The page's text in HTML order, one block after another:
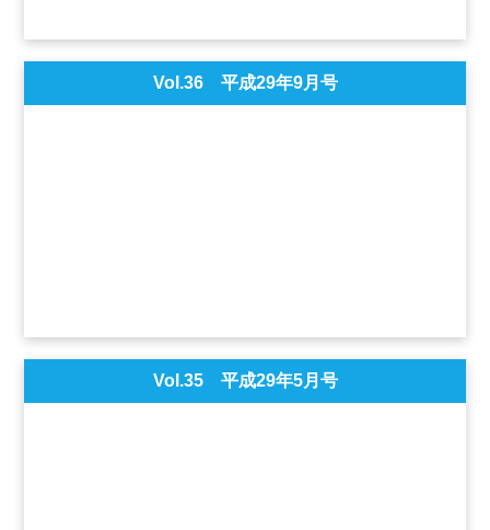
Vol.36 平成29年9月号
Vol.35 平成29年5月号